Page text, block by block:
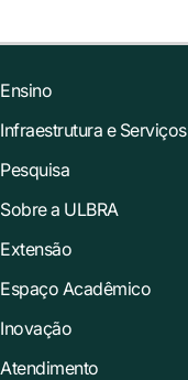
Ensino
Infraestrutura e Serviços
Pesquisa
Sobre a ULBRA
Extensão
Espaço Acadêmico
Inovação
Atendimento